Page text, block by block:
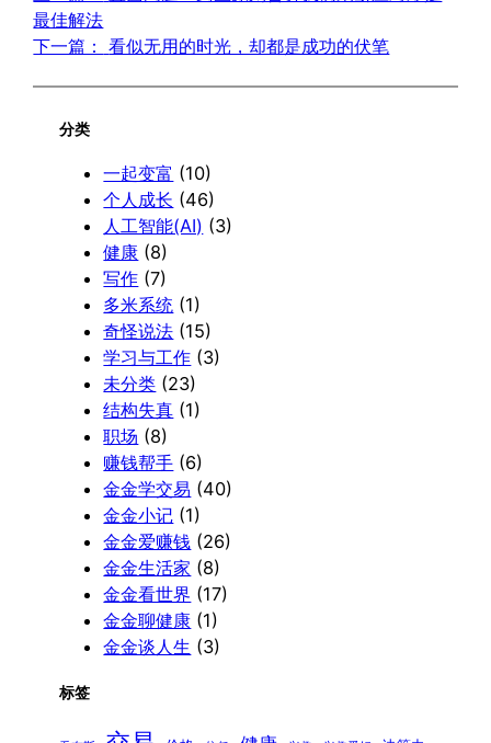
最佳解法
下一篇：
看似无用的时光，却都是成功的伏笔
分类
一起变富 (10)
个人成长 (46)
人工智能(AI) (3)
健康 (8)
写作 (7)
多米系统 (1)
奇怪说法 (15)
学习与工作 (3)
未分类 (23)
结构失真 (1)
职场 (8)
赚钱帮手 (6)
金金学交易 (40)
金金小记 (1)
金金爱赚钱 (26)
金金生活家 (8)
金金看世界 (17)
金金聊健康 (1)
金金谈人生 (3)
标签